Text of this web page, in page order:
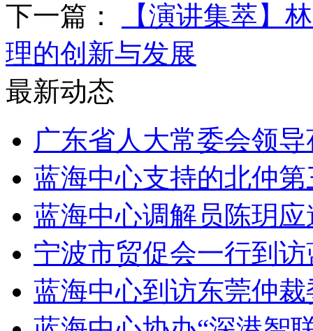
下一篇：
【演讲集萃】
理的创新与发展
最新动态
广东省人大常委会领
蓝海中心支持的北仲
蓝海中心调解员陈玥
宁波市贸促会一行到
蓝海中心到访东莞仲